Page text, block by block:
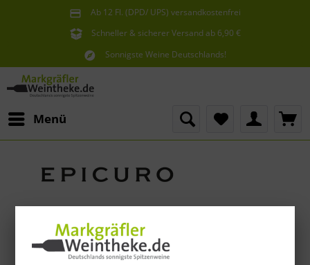
Ab 12 Fl. (DPD/ UPS) versandkostenfrei
innerhalb Deutschlands
Schneller & sicherer Versand ab 6,90 €
Sie erreichen uns unter der Tel: 07621 1685286
Sonnigste Weine Deutschlands!
Menü